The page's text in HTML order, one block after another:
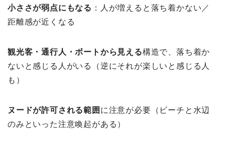
小ささが弱点にもなる ：人が増えると落ち着かない／
距離感が近くなる
観光客・通行人・ボートから見える構造で、落ち着か
ないと感じる人がいる（逆にそれが楽しいと感じる人
も）
ヌードが許可される範囲 に注意が必要（ビーチと水辺
のみといった注意喚起がある）